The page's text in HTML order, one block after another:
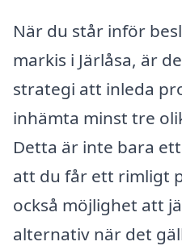
När du står inför
markis i Järlåsa, är
strategi att inleda
inhämta minst tre
Detta är inte bara
att du får ett rimligt
också möjlighet att
alternativ när det